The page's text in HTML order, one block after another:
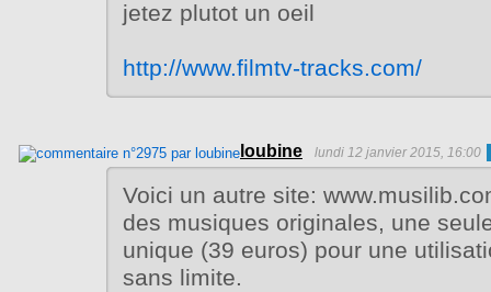
jetez plutot un oeil
http://www.filmtv-tracks.com/
loubine lundi 12 janvier 2015, 16:00
Voici un autre site:
des musiques originales, une
unique (39 euros) pour une
sans limite.